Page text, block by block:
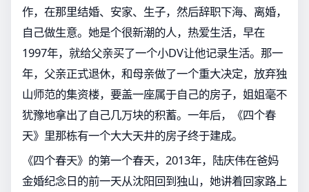
作，在那里结婚、安家、生子，然后辞职下海、离婚，
自己做生意。她是个很新潮的人，热爱生活，早在
1997年，就给父亲买了一个小DV让他记录生活。那一
年，父亲正式退休，和母亲做了一个重大决定，放弃独
山师范的集资楼，要盖一座属于自己的房子，姐姐毫不
犹豫地拿出了自己几万块的积蓄。一年后，《四个春
天》里那栋有一个大大天井的房子终于建成。
《四个春天》的第一个春天，2013年，陆庆伟在爸妈
金婚纪念日的前一天从沈阳回到独山，她讲着回家路上